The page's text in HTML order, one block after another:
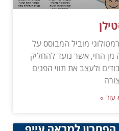
מוביל המבוסס על
מן החי, אשר נועד להחליק
ולעצב את תווי הפנים
עוד »